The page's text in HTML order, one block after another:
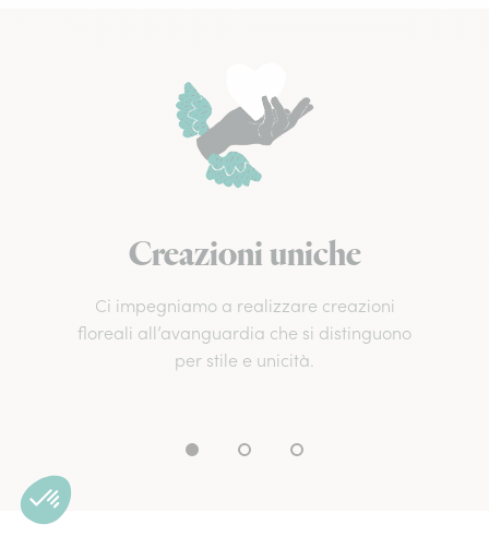
Creazioni uniche
Ci impegniamo a realizzare creazioni
floreali all’avanguardia che si distinguono
per stile e unicità.